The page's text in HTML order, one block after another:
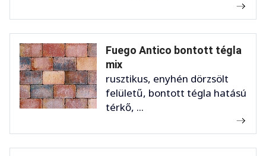
Fuego Antico bontott tégla
mix
rusztikus, enyhén dörzsölt
felületű, bontott tégla hatású
térkő, ...